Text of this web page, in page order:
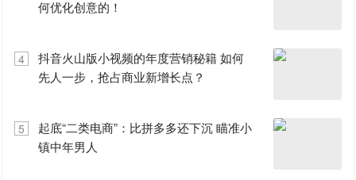
何优化创意的！
4
抖音火山版小视频的年度营销秘籍 如何
先人一步，抢占商业新增长点？
5
起底“二类电商”：比拼多多还下沉 瞄准小
镇中年男人